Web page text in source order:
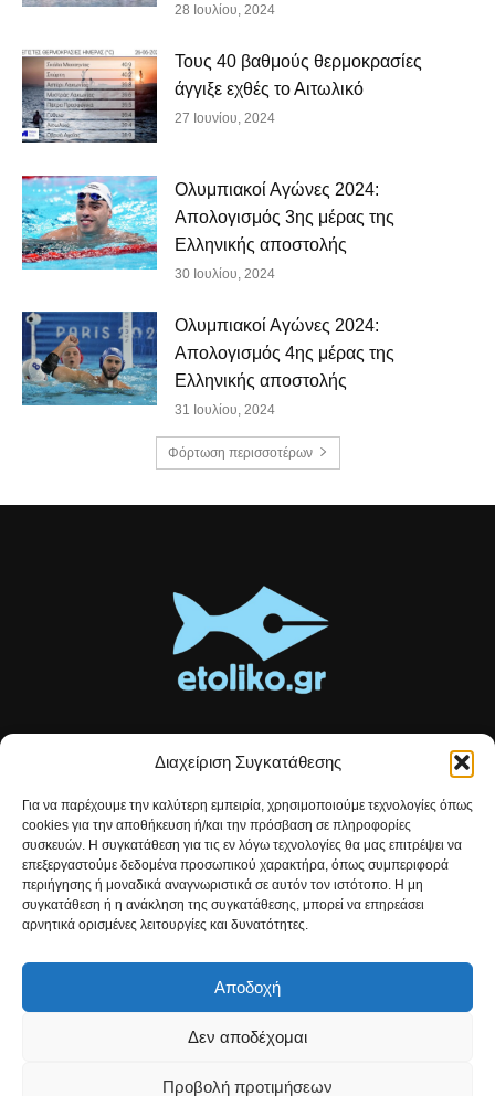
Διαχείριση Συγκατάθεσης
Για να παρέχουμε την καλύτερη εμπειρία, χρησιμοποιούμε τεχνολογίες όπως
cookies για την αποθήκευση ή/και την πρόσβαση σε πληροφορίες
συσκευών. Η συγκατάθεση για τις εν λόγω τεχνολογίες θα μας επιτρέψει να
επεξεργαστούμε δεδομένα προσωπικού χαρακτήρα, όπως συμπεριφορά
περιήγησης ή μοναδικά αναγνωριστικά σε αυτόν τον ιστότοπο. Η μη
συγκατάθεση ή η ανάκληση της συγκατάθεσης, μπορεί να επηρεάσει
αρνητικά ορισμένες λειτουργίες και δυνατότητες.
Αποδοχή
Δεν αποδέχομαι
Προβολή προτιμήσεων
28 Ιουλίου, 2024
Τους 40 βαθμούς θερμοκρασίες
άγγιξε εχθές το Αιτωλικό
27 Ιουνίου, 2024
Ολυμπιακοί Αγώνες 2024:
Απολογισμός 3ης μέρας της
Ελληνικής αποστολής
30 Ιουλίου, 2024
Ολυμπιακοί Αγώνες 2024:
Απολογισμός 4ης μέρας της
Ελληνικής αποστολής
31 Ιουλίου, 2024
Φόρτωση περισσοτέρων
Τοπικές ειδήσεις, αναλύσεις και ιστορίες από το Αιτωλικό
Αρθρογραφία που συνδέει, εμπνέει και ενημερώνει.
Επικοινωνήστε μαζί μας:etolikogr@gmail.com
ΒΡΕΙΤΕ ΜΑΣ